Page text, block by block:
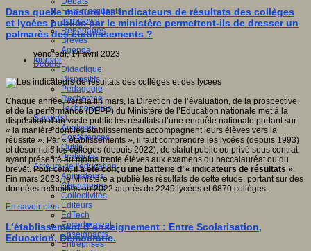
Faits marquants
Interviews
Reportages
Brèves
Agenda
Innover
Didactique
Dispositifs
Pédagogie
Recherche
Technologies
Savoir(s)
Analyses
Conférences
Outils
Pratiques
Acteurs de l'éducation
Animateurs
Chercheurs
Collectivités
Editeurs
EdTech
Encadrement
Enseignants
Entreprises
Dans quelle mesure les indicateurs de résultats des collèges
et lycées publiés par le ministère permettent-ils de dresser un
palmarès des établissements ?
vendredi, 14 avril 2023
Débats
Chaque année, vers la fin mars, la Direction de l’évaluation, de la prospective
et de la performance (DEPP) du Ministère de l’Education nationale met à la
disposition d’un vaste public les résultats d’une enquête nationale portant sur
« la manière dont les établissements accompagnent leurs élèves vers la
réussite ». Par « établissements », il faut comprendre les lycées (depuis 1993)
et désormais les collèges (depuis 2022), de statut public ou privé sous contrat,
ayant présenté au moins trente élèves aux examens du baccalauréat ou du
brevet. Pour cela,il a été conçu une batterie d’ « indicateurs de résultats ».
Fin mars 2023, le Ministère a publié les résultats de cette étude, portant sur des
données recueillies en 2022 auprès de 2249 lycées et 6870 collèges.
En savoir plus...
L’établissement d’enseignement : Entre Scolarisation,
Education, Démocratie.